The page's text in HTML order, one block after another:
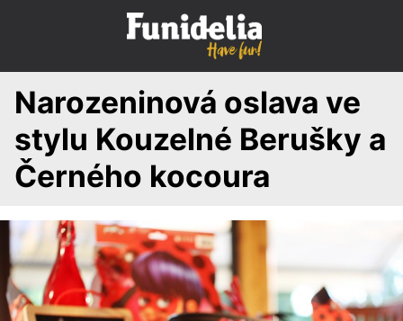
p
Narozeninová oslava ve
stylu Kouzelné Berušky a
Černého kocoura